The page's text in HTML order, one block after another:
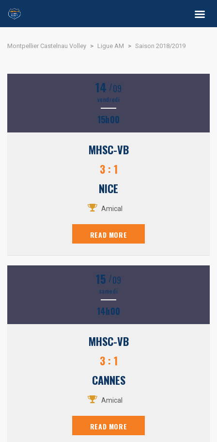
Montpellier Castelnau Volley > Ligue AM > Saison 2018/2019
14 /09
vendredi
15h00
MHSC-VB
3 : 1
NICE
Amical
READ MORE
15 /09
samedi
14h00
MHSC-VB
3 : 1
CANNES
Amical
READ MORE